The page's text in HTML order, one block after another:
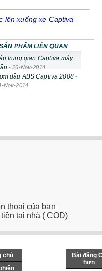
lên xuống xe Captiva
PHẨM LIÊN QUAN
trung gian Captiva máy
-26-Nov-2014
dầu ABS Captiva 2008-
Nov-2014
thoại của bạn
tại nhà ( COD)
Bài đăng
hơn
chủ